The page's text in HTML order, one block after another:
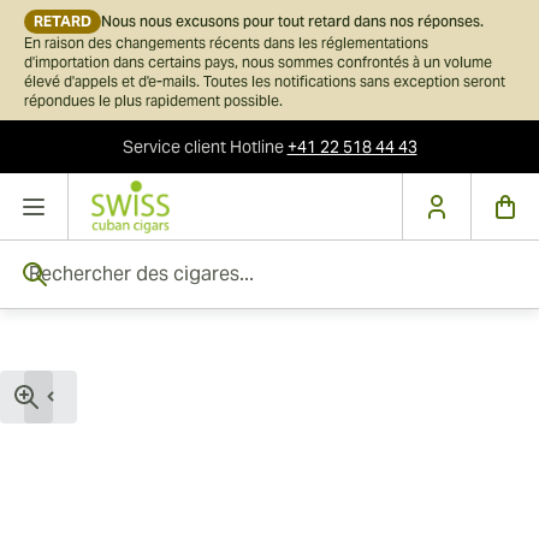
RETARD Nous nous excusons pour tout retard dans nos réponses.
En raison des changements récents dans les réglementations
d'importation dans certains pays, nous sommes confrontés à un volume
élevé d'appels et d'e-mails. Toutes les notifications sans exception seront
répondues le plus rapidement possible.
Service clientHotline+41 22 518 44 43
Skip to Content